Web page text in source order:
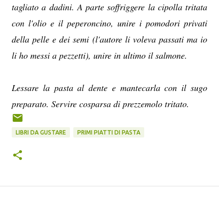
tagliato a dadini. A parte soffriggere la cipolla tritata
con l'olio e il peperoncino, unire i pomodori privati
della pelle e dei semi (l'autore li voleva passati ma io
li ho messi a pezzetti), unire in ultimo il salmone.
Lessare la pasta al dente e mantecarla con il sugo
preparato. Servire cosparsa di prezzemolo tritato.
LIBRI DA GUSTARE PRIMI PIATTI DI PASTA